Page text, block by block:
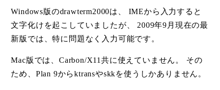
Windows版のdrawterm2000は、 IMEから入力すると
文字化けを起こしていましたが、 2009年9月現在の最
新版では、特に問題なく入力可能です。
Mac版では、Carbon/X11共に使えていません。 その
ため、Plan 9からktransやskkを使うしかありません。